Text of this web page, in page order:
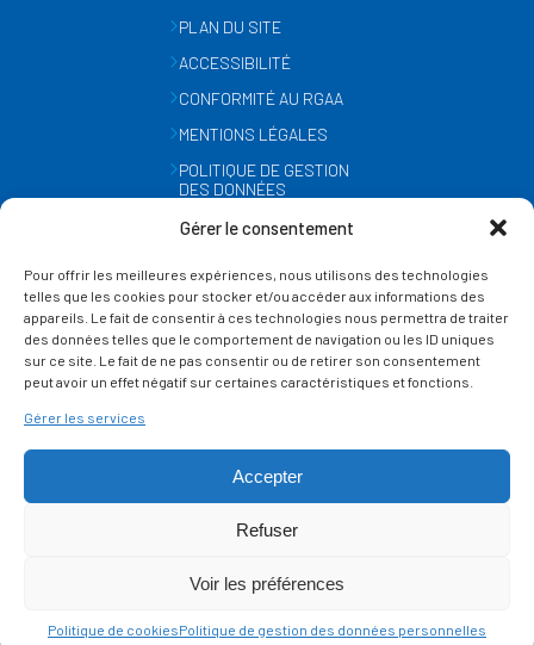
Gérer le consentement
Pour offrir les meilleures expériences, nous utilisons des technologies
telles que les cookies pour stocker et/ou accéder aux informations des
appareils. Le fait de consentir à ces technologies nous permettra de traiter
des données telles que le comportement de navigation ou les ID uniques
sur ce site. Le fait de ne pas consentir ou de retirer son consentement
peut avoir un effet négatif sur certaines caractéristiques et fonctions.
Gérer les services
Accepter
Refuser
Voir les préférences
Politique de cookiesPolitique de gestion des données personnelles
PLAN DU SITE
ACCESSIBILITÉ
CONFORMITÉ AU RGAA
MENTIONS LÉGALES
POLITIQUE DE GESTION
DES DONNÉES
GESTION DES COOKIES
SUIVEZ-NOUS
SUR LES RÉSEAUX
Ce site est protégé par reCAPTCHA et lapolitique de vie privée
service Google s'appliquent.